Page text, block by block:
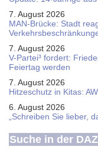
7. August 2026
MAN-Brücke: Stadt
7. August 2026
V-Partei­³ fordert:
Feier­tag werden
7. August 2026
Hitzeschutz in Kitas:
6. August 2026
„Schreiben Sie lieber,
Suche in der DAZ